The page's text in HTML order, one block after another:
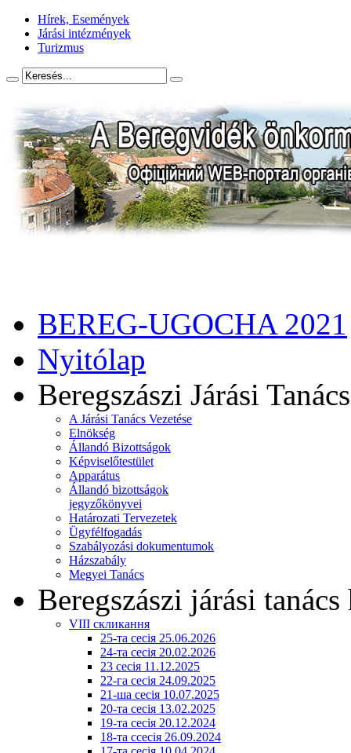
Hírek, Események
Járási intézmények
Turizmus
BEREG-UGOCHA 2021
Nyitólap
Beregszászi Járási Tanács
A Járási Tanács Vezetése
Elnökség
Állandó Bizottságok
Képviselőtestület
Apparátus
Állandó bizottságok
jegyzőkönyvei
Határozati Tervezetek
Ügyfélfogadás
Szabályozási dokumentumok
Házszabály
Megyei Tanács
Beregszászi járási
VIII скликання
25-та сесія 25.06.2026
24-та сесія 20.02.2026
23 сесія 11.12.2025
22-га сесія 24.09.2025
21-ша сесія 10.07.2025
20-та сесія 13.02.2025
19-та сесія 20.12.2024
18-та ссесія 26.09.2024